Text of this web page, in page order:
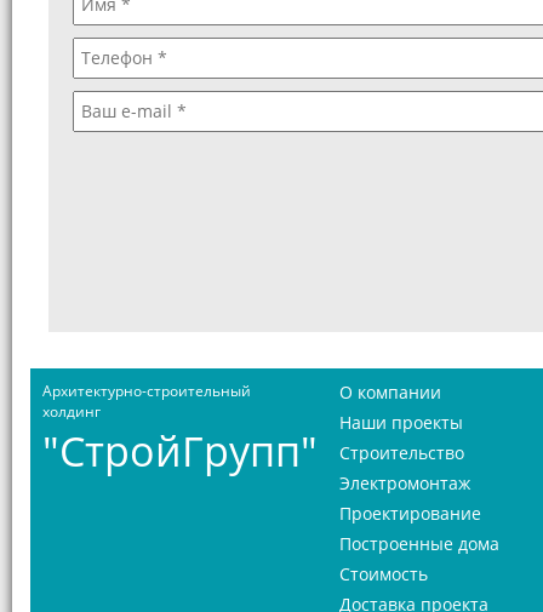
Архитектурно-строительный
холдинг
"СтройГрупп"
О компании
Наши проекты
Строительство
Электромонтаж
Проектирование
Построенные дома
Стоимость
Доставка проекта